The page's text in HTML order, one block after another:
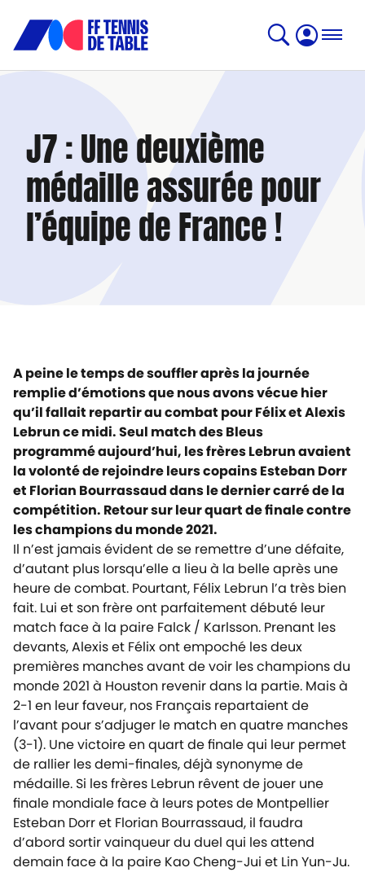
J7 : Une deuxième
médaille assurée pour
l’équipe de France !
A peine le temps de souffler après la journée
remplie d’émotions que nous avons vécue hier
qu’il fallait repartir au combat pour Félix et Alexis
Lebrun ce midi. Seul match des Bleus
programmé aujourd’hui, les frères Lebrun avaient
la volonté de rejoindre leurs copains Esteban Dorr
et Florian Bourrassaud dans le dernier carré de la
compétition. Retour sur leur quart de finale contre
les champions du monde 2021.
Il n’est jamais évident de se remettre d’une défaite,
d’autant plus lorsqu’elle a lieu à la belle après une
heure de combat. Pourtant, Félix Lebrun l’a très bien
fait. Lui et son frère ont parfaitement débuté leur
match face à la paire Falck / Karlsson. Prenant les
devants, Alexis et Félix ont empoché les deux
premières manches avant de voir les champions du
monde 2021 à Houston revenir dans la partie. Mais à
2-1 en leur faveur, nos Français repartaient de
l’avant pour s’adjuger le match en quatre manches
(3-1). Une victoire en quart de finale qui leur permet
de rallier les demi-finales, déjà synonyme de
médaille. Si les frères Lebrun rêvent de jouer une
finale mondiale face à leurs potes de Montpellier
Esteban Dorr et Florian Bourrassaud, il faudra
d’abord sortir vainqueur du duel qui les attend
demain face à la paire Kao Cheng-Jui et Lin Yun-Ju.